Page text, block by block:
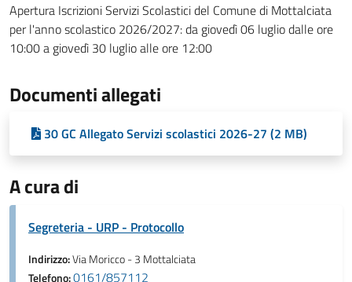
Apertura Iscrizioni Servizi Scolastici del Comune di Mottalciata
per l'anno scolastico 2026/2027: da giovedì 06 luglio dalle ore
10:00 a giovedì 30 luglio alle ore 12:00
Documenti allegati
30 GC Allegato Servizi scolastici 2026-27 (2 MB)
A cura di
Segreteria - URP - Protocollo
Indirizzo:Via Moricco - 3 Mottalciata
Telefono:0161/857112